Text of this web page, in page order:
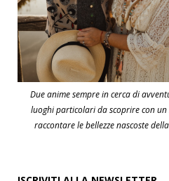
Due anime sempre in cerca di
luoghi particolari da scoprire con
raccontare le bellezze nascoste